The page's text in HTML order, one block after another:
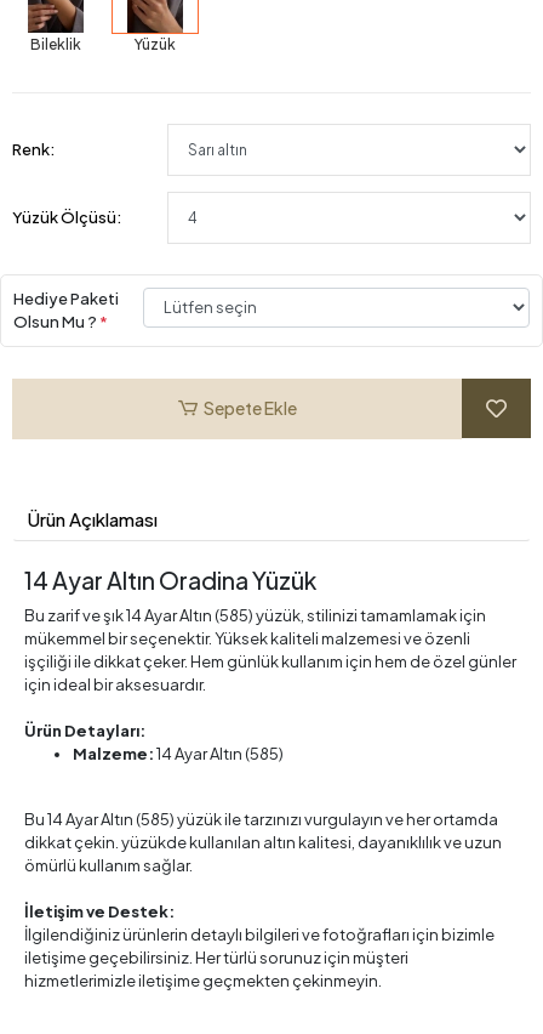
Bileklik Yüzük
Renk:
Yüzük Ölçüsü:
Hediye Paketi
Olsun Mu ? *
Sepete Ekle
Ürün Açıklaması
14 Ayar Altın Oradina Yüzük
Bu zarif ve şık 14 Ayar Altın (585) yüzük, stilinizi tamamlamak için
mükemmel bir seçenektir. Yüksek kaliteli malzemesi ve özenli
işçiliği ile dikkat çeker. Hem günlük kullanım için hem de özel günler
için ideal bir aksesuardır.
Ürün Detayları:
Malzeme:14 Ayar Altın (585)
Bu 14 Ayar Altın (585) yüzük ile tarzınızı vurgulayın ve her ortamda
dikkat çekin. yüzükde kullanılan altın kalitesi, dayanıklılık ve uzun
ömürlü kullanım sağlar.
İletişim ve Destek:
İlgilendiğiniz ürünlerin detaylı bilgileri ve fotoğrafları için bizimle
iletişime geçebilirsiniz. Her türlü sorunuz için müşteri
hizmetlerimizle iletişime geçmekten çekinmeyin.